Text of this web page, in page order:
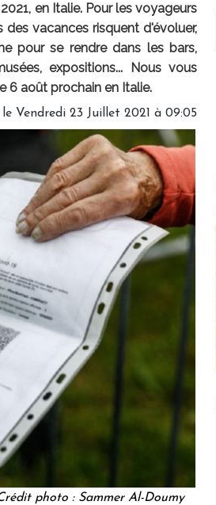
en Italie. Pour les voyageurs
vacances risquent d'évoluer,
pour se rendre dans les bars,
expositions... Nous vous
6 août prochain en Italie.
le Vendredi 23 Juillet 2021 à 09:05
photo : Sammer Al-Doumy